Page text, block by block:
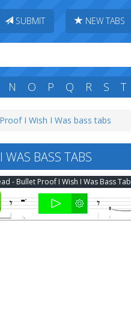
SUBMIT NEW TABS
N O P Q R S T
I Wish I Was bass tabs
BASS TABS
- Bullet Proof I Wish I Was Bass Tab